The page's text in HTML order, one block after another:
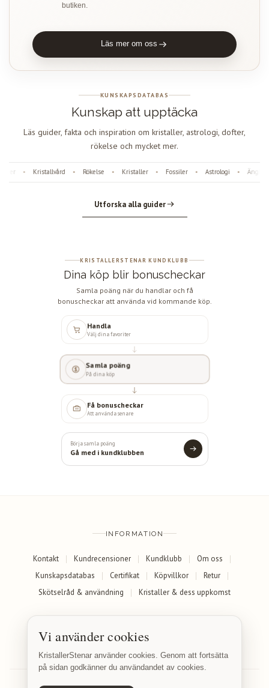
butiken.
Läs mer om oss
KUNSKAPSDATABAS
Kunskap att upptäcka
Läs guider, fakta och inspiration om kristaller, astrologi, dofter,
rökelse och mycket mer.
• Kristallvård Rökelse • Kristaller • Fossiler • Astrologi •
Utforska alla guider
KRISTALLERSTENAR KUNDKLUBB
Dina köp blir bonuscheckar
Samla poäng när du handlar och få
bonuscheckar att använda vid kommande köp.
Handla
Välj dina favoriter
Samla poäng
På dina köp
Få bonuscheckar
Att använda senare
Börja samla poäng
Gå med i kundklubben
INFORMATION
Kontakt Kundrecensioner Kundklubb
Om oss
Kunskapsdatabas
Certifikat Köpvillkor
Retur
Skötselråd & användning
Kristaller & dess uppkomst
Vi använder cookies
KristallerStenar använder cookies. Genom att fortsätta
på sidan godkänner du användandet av cookies.